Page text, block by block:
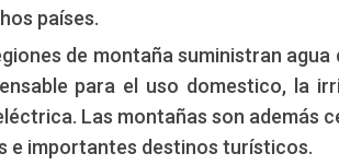
países.
de montaña suministran
para el uso domestico, la
Las montañas son además
e importantes destinos turísticos.